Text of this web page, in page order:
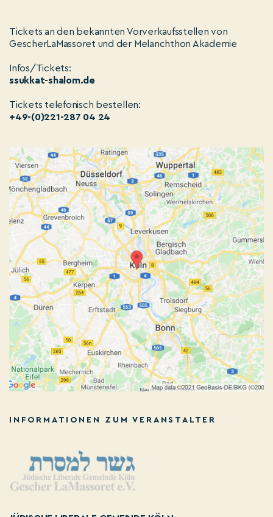
Tickets an den bekannten Vorverkaufsstellen von
GescherLaMassoret und der Melanchthon Akademie
Infos/Tickets:
ssukkat-shalom.de
Tickets telefonisch bestellen:
+49-(0)221-287 04 24
INFORMATIONEN ZUM VERANSTALTER